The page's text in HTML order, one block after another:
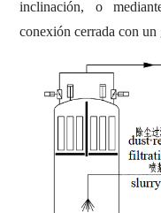
inclinación, o
conexión cerrada con